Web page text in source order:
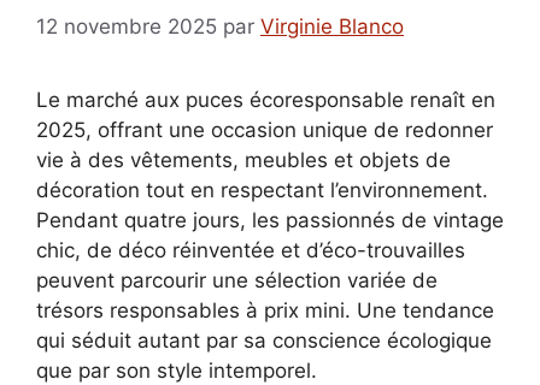
12 novembre 2025 par Virginie Blanco
Le marché aux puces écoresponsable renaît en
2025, offrant une occasion unique de redonner
vie à des vêtements, meubles et objets de
décoration tout en respectant l’environnement.
Pendant quatre jours, les passionnés de vintage
chic, de déco réinventée et d’éco-trouvailles
peuvent parcourir une sélection variée de
trésors responsables à prix mini. Une tendance
qui séduit autant par sa conscience écologique
que par son style intemporel.